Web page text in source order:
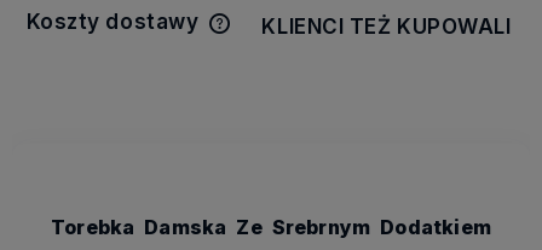
Koszty dostawy
Cena nie zawiera ewentualnych
KLIENCI TEŻ KUPOWALI
Torebka Damska Ze Srebrnym Dodatkiem